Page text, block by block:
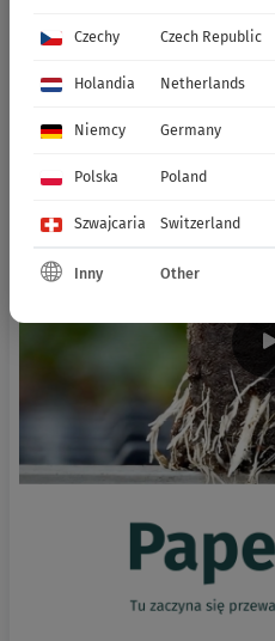
Czechy Czech Republic
Holandia Netherlands
Niemcy Germany
Polska Poland
Szwajcaria Switzerland
Inny Other